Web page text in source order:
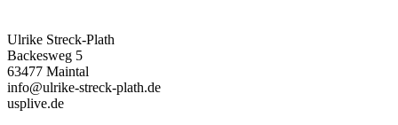
Ulrike Streck-Plath
Backesweg 5
63477 Maintal
info@ulrike-streck-plath.de
usplive.de